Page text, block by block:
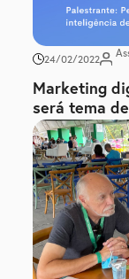
24/02/2022
Marketing
será tema